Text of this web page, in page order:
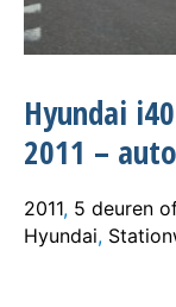
Hyundai
2011 –
2011, 5 deuren
Hyundai,